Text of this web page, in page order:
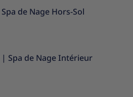
Spa de Nage Hors-Sol
| Spa de Nage Intérieur